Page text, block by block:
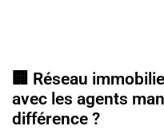
🏢 Réseau
avec les agents
différence ?